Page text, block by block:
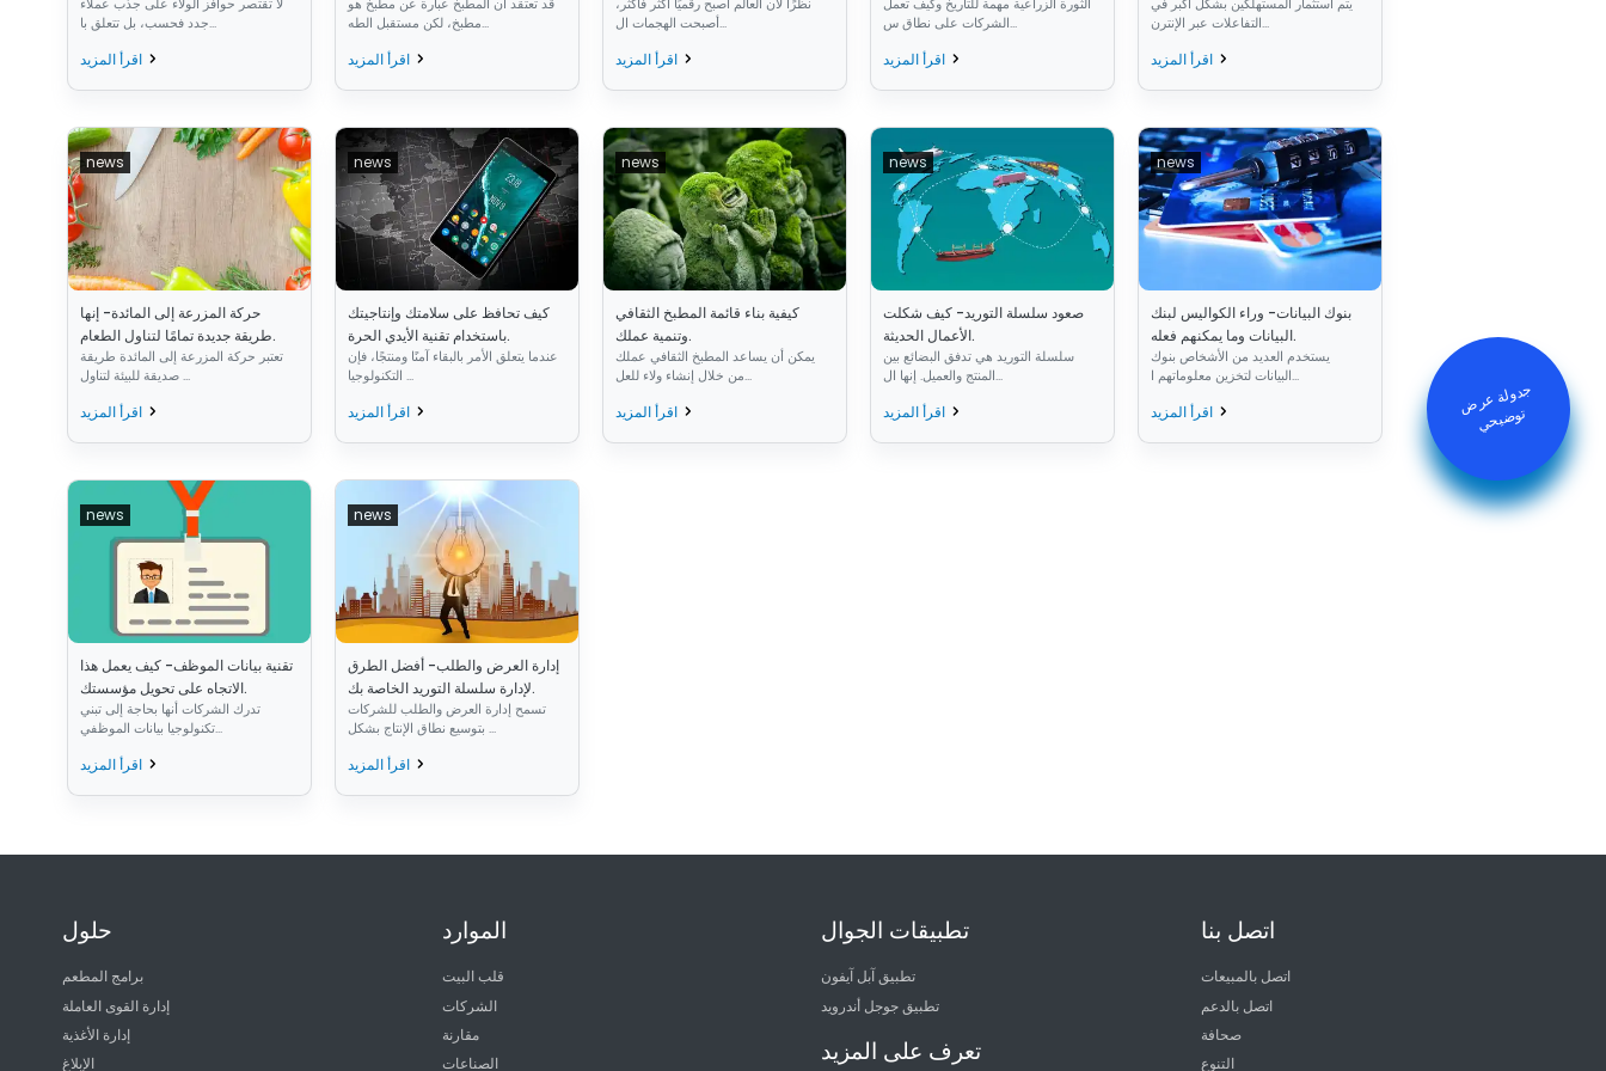
لا تقتصر حوافز الولاء على جذب عملاء
جدد فحسب، بل تتعلق با...
اقرأ المزيد
قد تعتقد أن المطبخ عبارة عن مطبخ هو
مطبخ، لكن مستقبل الطه...
اقرأ المزيد
نظرًا لأن العالم أصبح رقميًا أكثر فأكثر،
أصبحت الهجمات ال...
اقرأ المزيد
الثورة الزراعية مهمة للتاريخ وكيف تعمل
الشركات على نطاق س...
اقرأ المزيد
يتم استثمار المستهلكين بشكل أكبر في
التفاعلات عبر الإنترن...
اقرأ المزيد
news
حركة المزرعة إلى المائدة- إنها
طريقة جديدة تمامًا لتناول الطعام.
تعتبر حركة المزرعة إلى المائدة طريقة
صديقة للبيئة لتناول ...
اقرأ المزيد
news
كيف تحافظ على سلامتك وإنتاجيتك
باستخدام تقنية الأيدي الحرة.
عندما يتعلق الأمر بالبقاء آمنًا ومنتجًا، فإن
التكنولوجيا ...
اقرأ المزيد
news
كيفية بناء قائمة المطبخ الثقافي
وتنمية عملك.
يمكن أن يساعد المطبخ الثقافي عملك
من خلال إنشاء ولاء للعل...
اقرأ المزيد
news
صعود سلسلة التوريد- كيف شكلت
الأعمال الحديثة.
سلسلة التوريد هي تدفق البضائع بين
المنتج والعميل. إنها ال...
اقرأ المزيد
news
بنوك البيانات- وراء الكواليس لبنك
البيانات وما يمكنهم فعله.
يستخدم العديد من الأشخاص بنوك
البيانات لتخزين معلوماتهم ا...
اقرأ المزيد
news
تقنية بيانات الموظف- كيف يعمل هذا
الاتجاه على تحويل مؤسستك.
تدرك الشركات أنها بحاجة إلى تبني
تكنولوجيا بيانات الموظفي...
اقرأ المزيد
news
إدارة العرض والطلب- أفضل الطرق
لإدارة سلسلة التوريد الخاصة بك.
تسمح إدارة العرض والطلب للشركات
بتوسيع نطاق الإنتاج بشكل ...
اقرأ المزيد
حلول
برامج المطعم
إدارة القوى العاملة
إدارة الأغذية
الإبلاغ
الموارد
قلب البيت
الشركات
مقارنة
الصناعات
تطبيقات الجوال
تطبيق آبل آيفون
تطبيق جوجل أندرويد
تعرف على المزيد
اتصل بنا
اتصل بالمبيعات
اتصل بالدعم
صحافة
التنوع
جدولة عرض
توض
يح
ي